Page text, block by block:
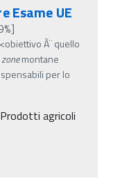
Esame UE
Ã¨ quello
zonemontane
per lo
agricoli